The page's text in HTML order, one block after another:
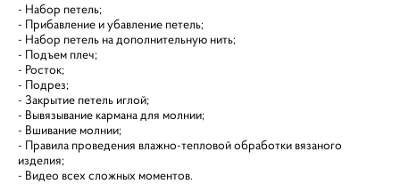
- Набор петель;
- Прибавление и убавление петель;
- Набор петель на дополнительную нить;
- Подъем плеч;
- Росток;
- Подрез;
- Закрытие петель иглой;
- Вывязывание кармана для молнии;
- Вшивание молнии;
- Правила проведения влажно-тепловой обработки вязаного
изделия;
- Видео всех сложных моментов.